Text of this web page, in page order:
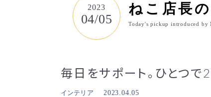
2023
04/05
ねこ店長の
Today's pickup introduced by
毎日をサポート。ひとつ
インテリア 2023.04.05